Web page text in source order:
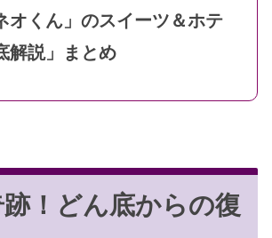
オくん」のスイーツ＆ホテ
解説」まとめ
！どん底からの復